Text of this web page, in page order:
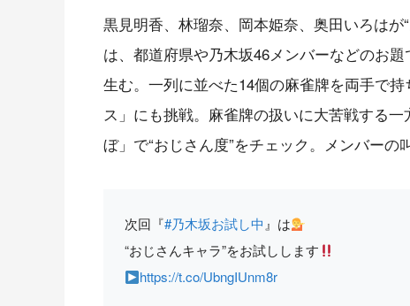
黒見明香、林瑠奈、岡本姫奈、奥田いろは
は、都道府県や乃木坂46メンバーなどのお
生む。一列に並べた14個の麻雀牌を両手で
ス」にも挑戦。麻雀牌の扱いに大苦戦する
ぼ」で“おじさん度”をチェック。メンバーの
次回『#乃木坂お試し中 』は
“おじさんキャラ”をお試しします
https://t.co/UbngIUnm8r